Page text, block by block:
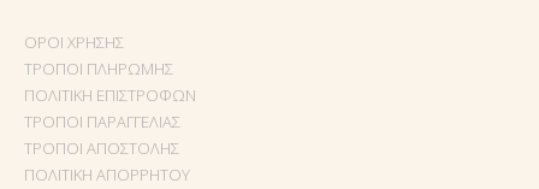
ΌΡΟΙ ΧΡΉΣΗΣ
ΤΡΌΠΟΙ ΠΛΗΡΩΜΉΣ
ΠΟΛΙΤΙΚΉ ΕΠΙΣΤΡΟΦΏΝ
ΤΡΌΠΟΙ ΠΑΡΑΓΓΕΛΊΑΣ
ΤΡΌΠΟΙ ΑΠΟΣΤΟΛΉΣ
ΠΟΛΙΤΙΚΉ ΑΠΟΡΡΉΤΟΥ